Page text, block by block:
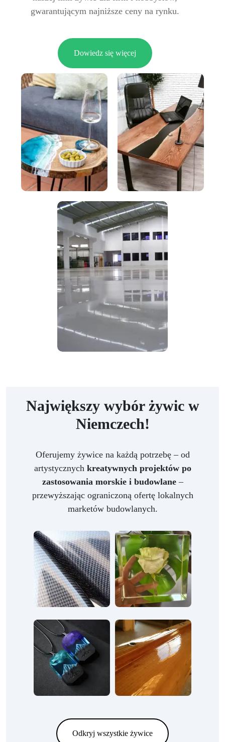
gwarantującym najniższe ceny na rynku.
Dowiedz się więcej
Największy wybór żywic w
Niemczech!
Oferujemy żywice na każdą potrzebę – od
artystycznych kreatywnych projektów po
zastosowania morskie i budowlane–
przewyższając ograniczoną ofertę lokalnych
marketów budowlanych.
Odkryj wszystkie żywice